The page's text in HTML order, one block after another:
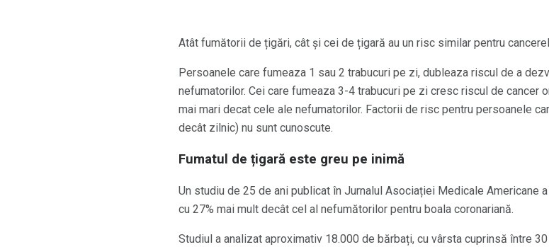
Atât fumătorii de țigări, cât și cei de țigară au un risc similar pentru
Persoanele care fumeaza 1 sau 2 trabucuri pe zi, dubleaza riscul de a
nefumatorilor. Cei care fumeaza 3-4 trabucuri pe zi cresc riscul de cancer
mai mari decat cele ale nefumatorilor. Factorii de risc pentru persoanele
decât zilnic) nu sunt cunoscute.
Fumatul de țigară este greu pe inimă
Un studiu de 25 de ani publicat în Jurnalul Asociației Medicale Americane
cu 27% mai mult decât cel al nefumătorilor pentru boala coronariană.
Studiul a analizat aproximativ 18.000 de bărbați, cu vârsta cuprinsă între